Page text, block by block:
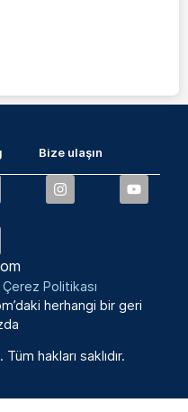
Bize ulaşın
Çerez Politikası
herhangi bir geri
hakları saklıdır.